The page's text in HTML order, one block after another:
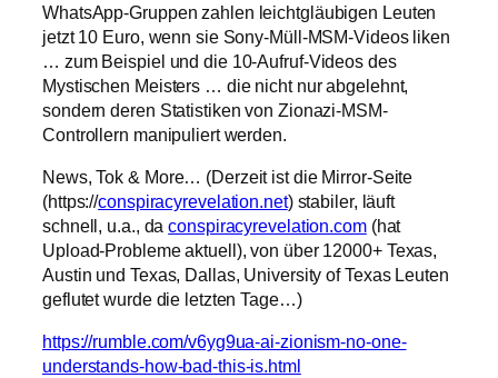
WhatsApp-Gruppen zahlen leichtgläubigen Leuten
jetzt 10 Euro, wenn sie Sony-Müll-MSM-Videos liken
… zum Beispiel und die 10-Aufruf-Videos des
Mystischen Meisters … die nicht nur abgelehnt,
sondern deren Statistiken von Zionazi-MSM-
Controllern manipuliert werden.
News, Tok & More… (Derzeit ist die Mirror-Seite
(https://conspiracyrevelation.net) stabiler, läuft
schnell, u.a., daconspiracyrevelation.com(hat
Upload-Probleme aktuell), von über 12000+ Texas,
Austin und Texas, Dallas, University of Texas Leuten
geflutet wurde die letzten Tage…)
https://rumble.com/v6yg9ua-ai-zionism-no-one-
understands-how-bad-this-is.html